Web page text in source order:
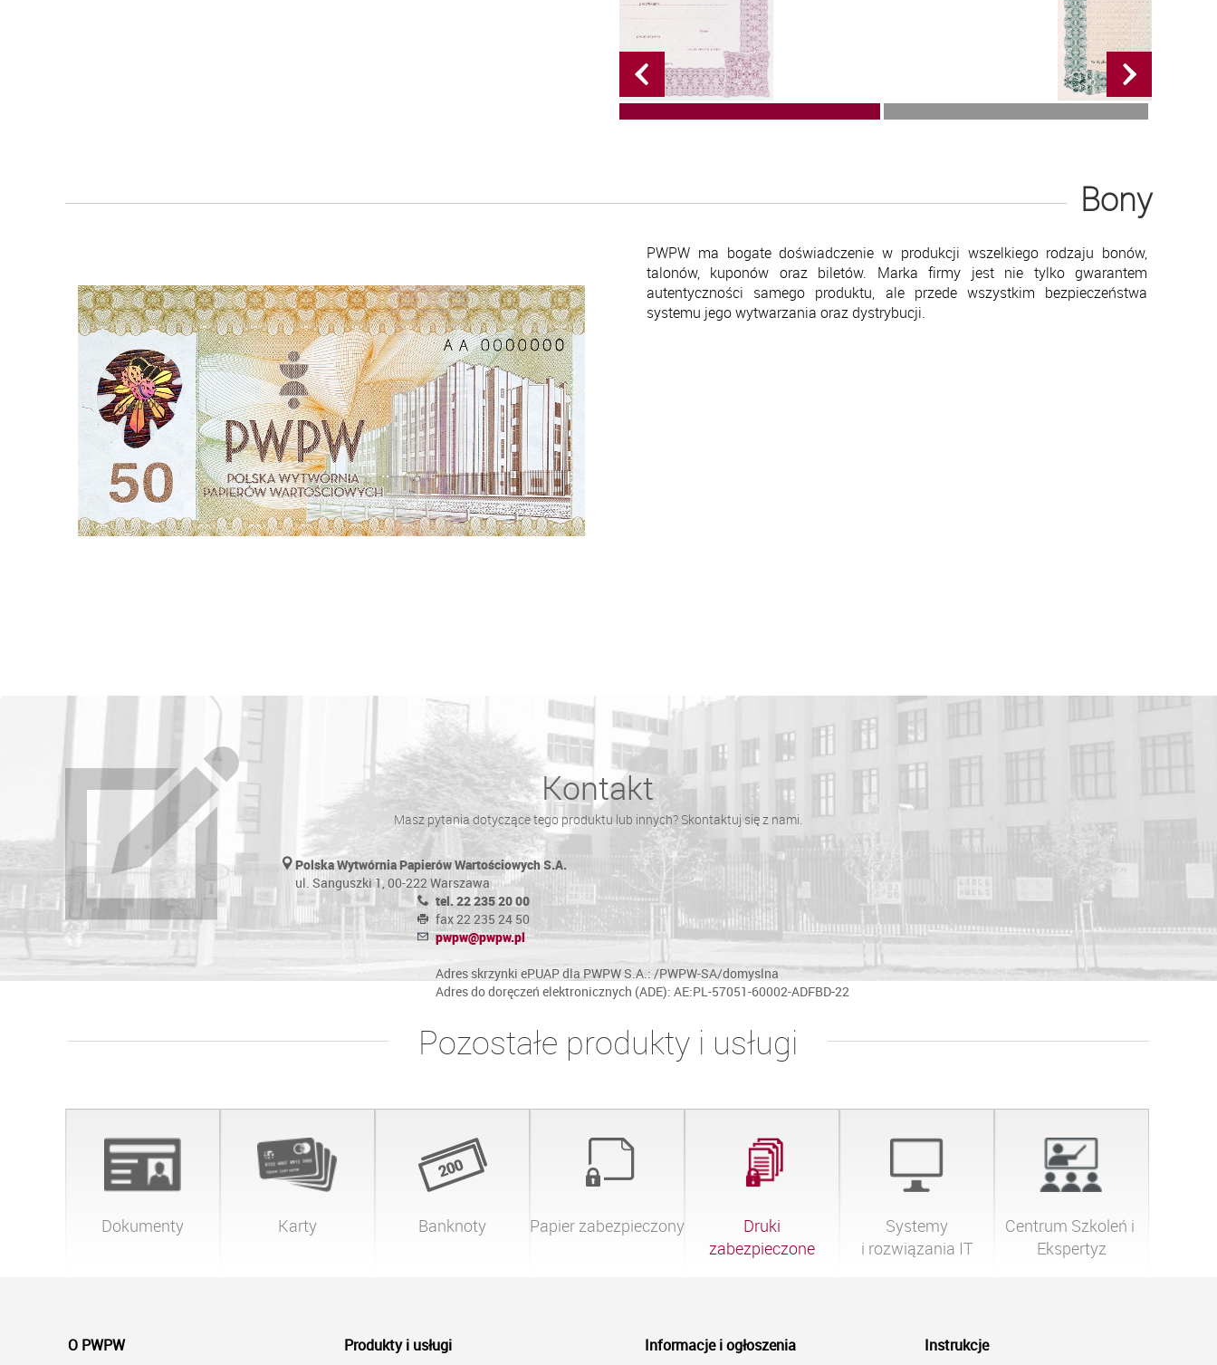
Bony
PWPW ma bogate doświadczenie w produkcji wszelkiego rodzaju bonów,
talonów, kuponów oraz biletów. Marka firmy jest nie tylko gwarantem
autentyczności samego produktu, ale przede wszystkim bezpieczeństwa
systemu jego wytwarzania oraz dystrybucji.
Kontakt
Masz pytania dotyczące tego produktu lub innych? Skontaktuj się z nami.
Polska Wytwórnia Papierów Wartościowych S.A.
ul. Sanguszki 1, 00-222 Warszawa
tel. 22 235 20 00
fax 22 235 24 50
pwpw@pwpw.pl
Adres skrzynki ePUAP dla PWPW S.A.: /PWPW-SA/domyslna
Adres do doręczeń elektronicznych (ADE): AE:PL-57051-60002-ADFBD-22
Pozostałe produkty i usługi
Dokumenty Karty Banknoty Papier zabezpieczony
Druki
zabezpieczone
Systemy
i rozwiązania IT
Centrum Szkoleń i
Ekspertyz
O PWPW Produkty i usługi Informacje i ogłoszenia Instrukcje